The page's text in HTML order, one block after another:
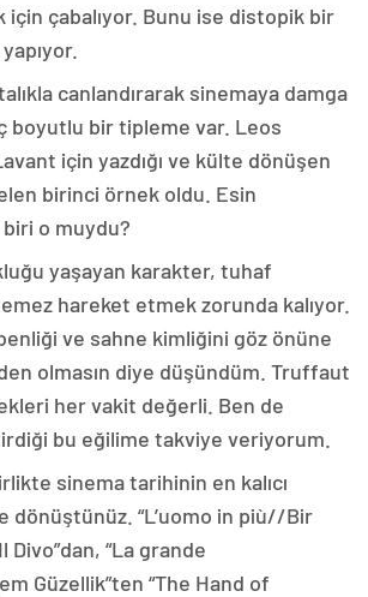
çabalıyor. Bunu ise distopik bir
canlandırarak sinemaya damga
boyutlu bir tipleme var. Leos
için yazdığı ve külte dönüşen
birinci örnek oldu. Esin
biri o muydu?
yaşayan karakter, tuhaf
hareket etmek zorunda kalıyor.
ve sahne kimliğini göz önüne
olmasın diye düşündüm. Truffaut
her vakit değerli. Ben de
bu eğilime takviye veriyorum.
sinema tarihinin en kalıcı
dönüştünüz. “L’uomo in più//Bir
Divo”dan, “La grande
Güzellik”ten “The Hand of